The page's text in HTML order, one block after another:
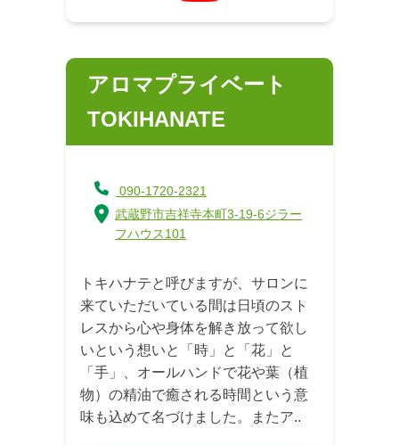
アロマプライベート
TOKIHANATE
090-1720-2321
武蔵野市吉祥寺本町3-19-6ジラー
フハウス101
トキハナテと呼びますが、サロンに
来ていただいている間は日頃のスト
レスから心や身体を解き放って欲し
いという想いと「時」と「花」と
「手」、オールハンドで花や葉（植
物）の精油で癒される時間という意
味も込めて名づけました。またア..